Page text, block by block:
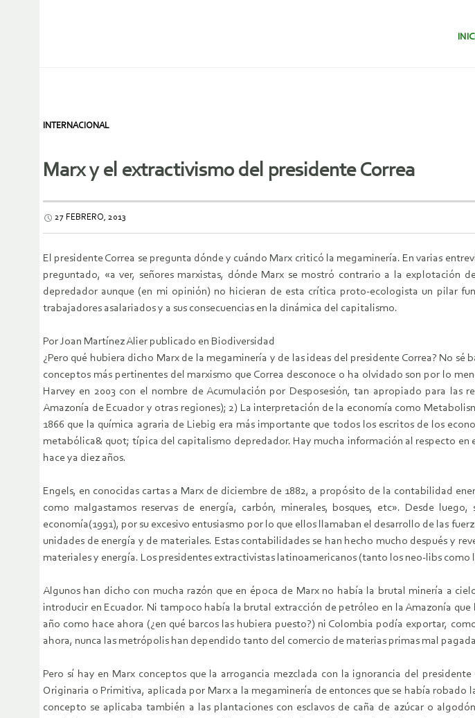
INTERNACIONAL
Marx y el extractivismo del presidente Correa
27 FEBRERO, 2013
El presidente Correa se pregunta dónde y cuándo Marx criticó la megaminería. En varias
preguntado, «a ver, señores marxistas, dónde Marx se mostró contrario a la explotación
depredador aunque (en mi opinión) no hicieran de esta crítica proto-ecologista un pilar
trabajadores asalariados y a sus consecuencias en la dinámica del capitalismo.
Por Joan Martínez Alier publicado en Biodiversidad
¿Pero qué hubiera dicho Marx de la megaminería y de las ideas del presidente Correa? No
conceptos más pertinentes del marxismo que Correa desconoce o ha olvidado son por lo
Harvey en 2003 con el nombre de Acumulación por Desposesión, tan apropiado para
Amazonía de Ecuador y otras regiones); 2) La interpretación de la economía como
1866 que la química agraria de Liebig era más importante que todos los escritos de los
metabólica& quot; típica del capitalismo depredador. Hay mucha información al respecto
hace ya diez años.
Engels, en conocidas cartas a Marx de diciembre de 1882, a propósito de la contabilidad
como malgastamos reservas de energía, carbón, minerales, bosques, etc». Desde
economía(1991), por su excesivo entusiasmo por lo que ellos llamaban el desarrollo de las
unidades de energía y de materiales. Estas contabilidades se han hecho mucho después y
materiales y energía. Los presidentes extractivistas latinoamericanos (tanto los neo-libs como
Algunos han dicho con mucha razón que en época de Marx no había la brutal minería a
introducir en Ecuador. Ni tampoco había la brutal extracción de petróleo en la Amazonía
año como hace ahora (¿en qué barcos las hubiera puesto?) ni Colombia podía exportar,
ahora, nunca las metrópolis han dependido tanto del comercio de materias primas mal
Pero sí hay en Marx conceptos que la arrogancia mezclada con la ignorancia del
Originaria o Primitiva, aplicada por Marx a la megaminería de entonces que se había robado
concepto se aplicaba también a las plantaciones con esclavos de caña de azúcar o